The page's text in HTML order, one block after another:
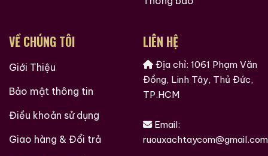
rượu, kinh nghiệm phân biệt rượu, cách chọn lưa được
hơn nữa đang chờ bạn khám phá.
Ruouxachtay.com rất vinh dự được đồng hành cùng
các bạn trên hành trình khám phá thế giới hương vị
này!
Ruouxachtay.com – Cham Vào Đam Mê
VỀ CHÚNG TÔI
Giới Thiệu
Bảo mật thông tin
Điều khoản sử dụng
Giao hàng & Đổi trả
LIÊN HỆ
Địa chỉ: 1061 Phạm Văn
Đồng, Linh Tây, Thủ Đức,
TP.HCM
Email:
ruouxachtaycom@gmail.com